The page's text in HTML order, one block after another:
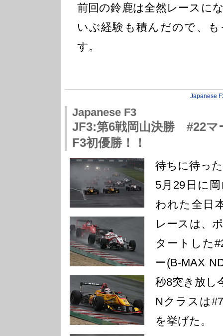
前回の鈴鹿は全然レースに
いぶ経験も積んだので、
す。
Japanese
Japanese F3
JF3:第6戦岡山決勝 #22マ
F3初優勝！！
待ちに待っ
5月29日に
われた全日
レースは、
タートした
ー(B-MAX
秒8突き放し
Nクラスは
を挙げた。